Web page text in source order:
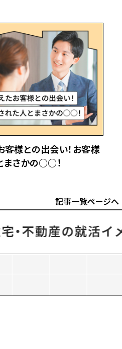
様との出会い！ お客様
まさかの○○！
記事一覧ページへ